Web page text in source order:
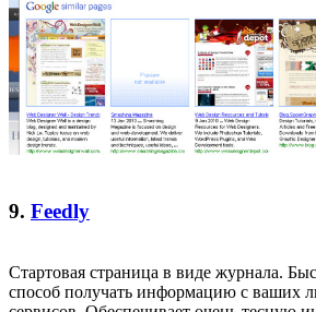
9. Feedly
Стартовая страница в виде журнала.
способ получать информацию с ваших